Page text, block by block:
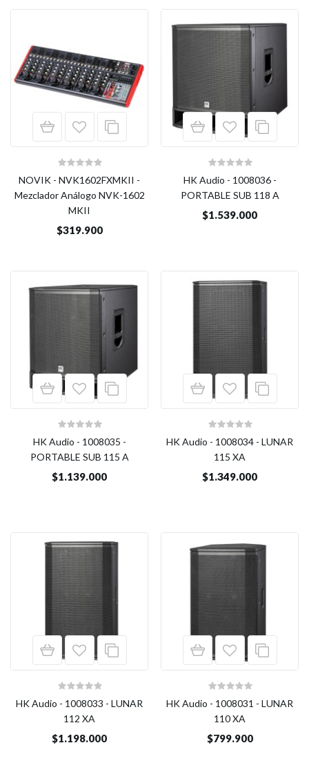
NOVIK - NVK1602FXMKII -
Mezclador Análogo NVK-1602
MKII
$319.900
HK Audio - 1008036 -
PORTABLE SUB 118 A
$1.539.000
HK Audio - 1008035 -
PORTABLE SUB 115 A
$1.139.000
HK Audio - 1008034 - LUNAR
115 XA
$1.349.000
HK Audio - 1008033 - LUNAR
112 XA
$1.198.000
HK Audio - 1008031 - LUNAR
110 XA
$799.900